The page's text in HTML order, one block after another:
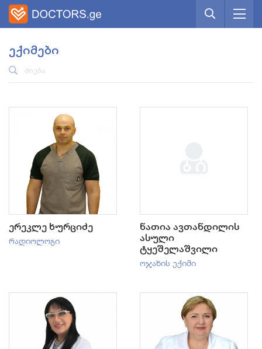
ექიმები
ერეკლე ხურციძე
რადიოლოგი
ნათია ავთანდილის
ასული
ტყეშელაშვილი
ოჯახის ექიმი